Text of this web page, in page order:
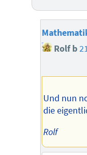
Rolf b
Und nun
die
Rolf